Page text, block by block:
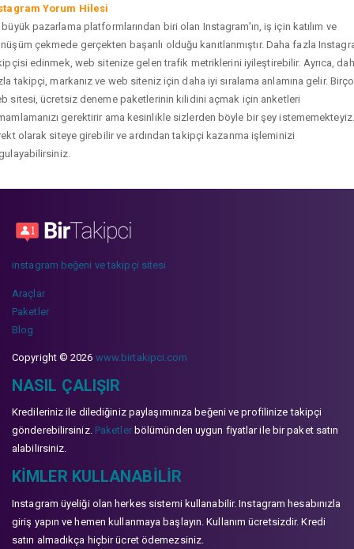
Yorum Hilesi
büyük pazarlama platformlarından biri olan Instagram'ın, iş için katılım ve
çekmede gerçekten başarılı olduğu kanıtlanmıştır. Daha fazla
edinmek, web sitenize gelen trafik metriklerini iyileştirebilir. Ayrıca,
takipçi, markanız ve web siteniz için daha iyi sıralama anlamına gelir.
sitesi, ücretsiz deneme paketlerinin kilidini açmak için anketleri
gerektirir ama kesinlikle sizlerden böyle bir şey istememekteyiz.
olarak siteye girebilir ve ardından takipçi kazanma işleminizi
instagram beğeni ve takipçi sitesi
Araçlar
Paketler
Blog
Copyright © 2026 www.birtakipci.com
NASIL ÇALIŞIR
Kredileriniz ile dilediğiniz paylaşımınıza beğeni ve profilinize takipçi
gönderebilirsiniz. Paketlerbölümünden uygun fiyatlar ile bir paket satın
alabilirsiniz.
KIMLER KULLANABILIR
Instagram üyeliği olan herkes sistemi kullanabilir. Instagram hesabınızla
giriş yapın ve hemen kullanmaya başlayın. Kullanım ücretsizdir. Kredi
satın almadıkça hiçbir ücret ödemezsiniz.